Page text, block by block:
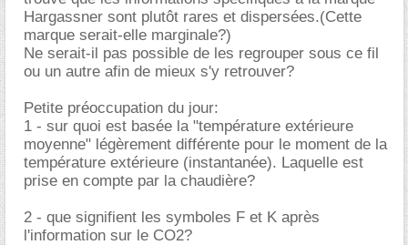
Hargassner sont plutôt rares et dispersées.(Cette
marque serait-elle marginale?)
Ne serait-il pas possible de les regrouper sous ce fil
ou un autre afin de mieux s'y retrouver?
Petite préoccupation du jour:
1 - sur quoi est basée la "température extérieure
moyenne" légèrement différente pour le moment de la
température extérieure (instantanée). Laquelle est
prise en compte par la chaudière?
2 - que signifient les symboles F et K après
l'information sur le CO2?